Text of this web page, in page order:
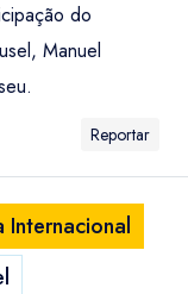
do
Manuel
Reportar
Internacional